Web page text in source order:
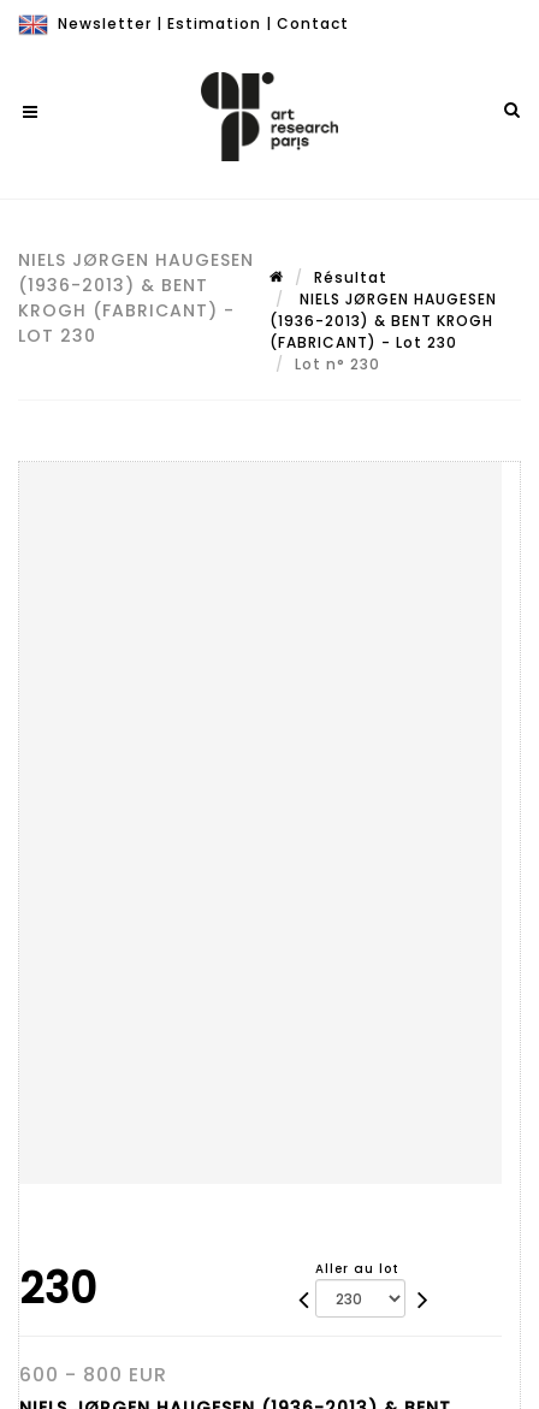
Newsletter | Estimation | Contact
NIELS JØRGEN HAUGESEN
(1936-2013) & BENT
KROGH (FABRICANT) -
LOT 230
Résultat
NIELS JØRGEN HAUGESEN
(1936-2013) & BENT KROGH
(FABRICANT) - Lot 230
Lot n° 230
230 Aller au lot
600 - 800 EUR